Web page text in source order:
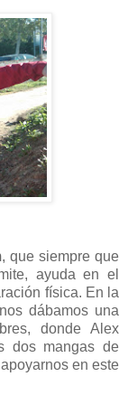
, que siempre que
ayuda en el
física. En la
dábamos una
donde Alex
dos mangas de
en este